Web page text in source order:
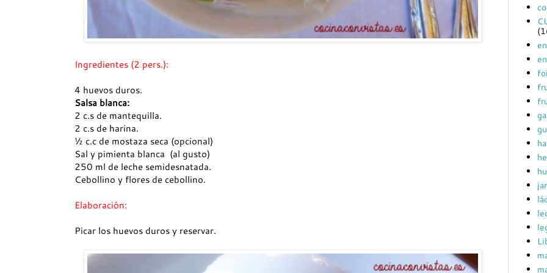
Ingredientes (2 pers.):
4 huevos duros.
Salsa blanca:
2 c.s de mantequilla.
2 c.s de harina.
½ c.c de mostaza seca (opcional)
Sal y pimienta blanca (al gusto)
250 ml de leche semidesnatada.
Cebollino y flores de cebollino.
Elaboración:
Picar los huevos duros y reservar.